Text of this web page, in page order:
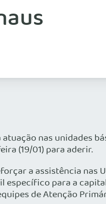
nas unidades
(19/01) para aderir.
a assistência nas
específico para a
de Atenção